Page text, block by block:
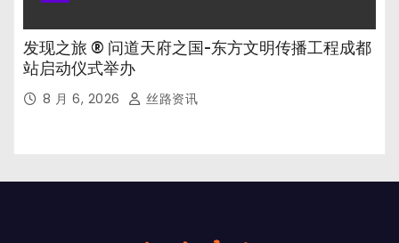
发现之旅 ® 问道天府之国-东方文明传播工程成都
站启动仪式举办
8 月 6, 2026 丝路资讯